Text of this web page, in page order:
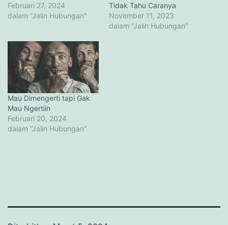
Februari 27, 2024
dalam "Jalin Hubungan"
Tidak Tahu Caranya
November 11, 2023
dalam "Jalin Hubungan"
Mau Dimengerti tapi Gak
Mau Ngertiin
Februari 20, 2024
dalam "Jalin Hubungan"